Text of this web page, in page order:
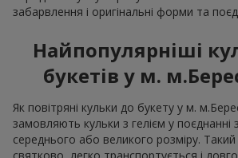
забарвлення і оригінальні форми та
Найпопулярніші
букетів у м.
Як повітряні кульки до букету у м.
замовляють кульки з гелієм у поєднанні
середнього або великого розміру.